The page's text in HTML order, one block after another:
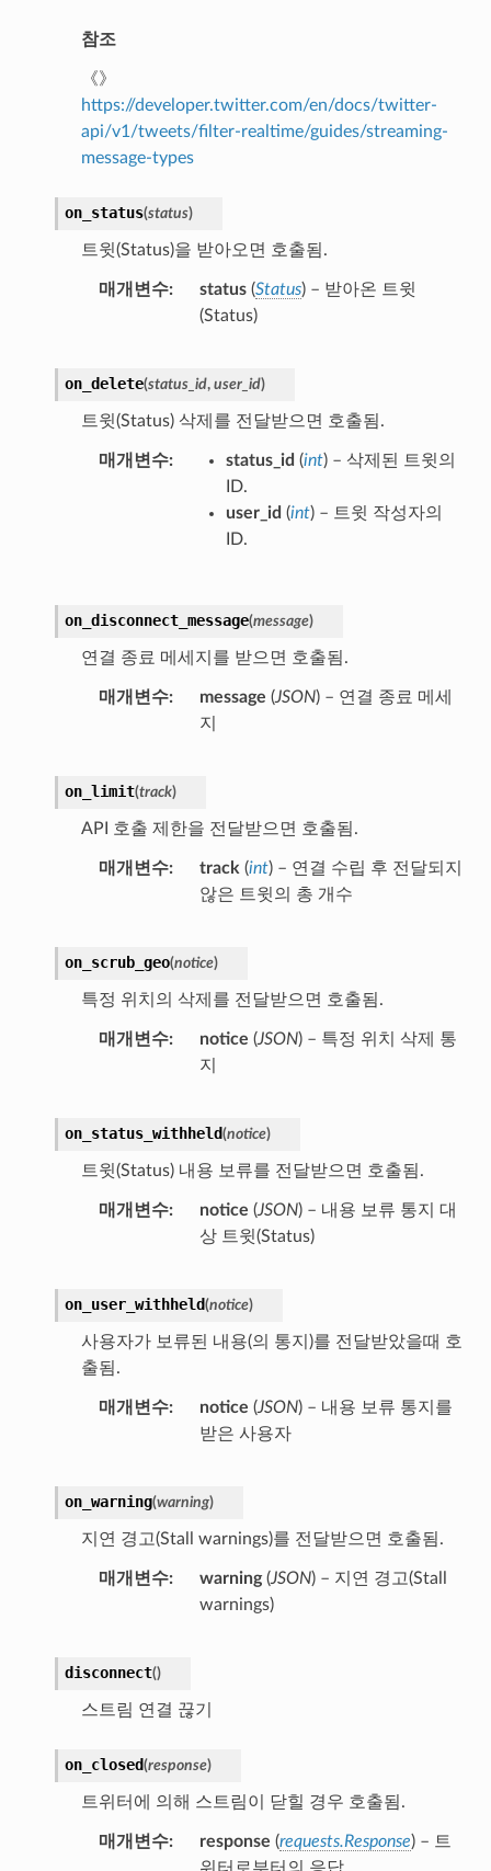
참조
《》
https://developer.twitter.com/en/docs/twitter-
api/v1/tweets/filter-realtime/guides/streaming-
message-types
on_status(status)
트윗(Status)을 받아오면 호출됨.
매개변수 status(Status) – 받아온 트윗
(Status)
on_delete(status_id, user_id)
트윗(Status) 삭제를 전달받으면 호출됨.
매개변수 status_id (int) – 삭제된 트윗의
ID.
user_id (int) – 트윗 작성자의
ID.
on_disconnect_message(message)
연결 종료 메세지를 받으면 호출됨.
매개변수 message (JSON) – 연결 종료 메세
지
on_limit(track)
API 호출 제한을 전달받으면 호출됨.
매개변수 track (int) – 연결 수립 후 전달되지
않은 트윗의 총 개수
on_scrub_geo(notice)
특정 위치의 삭제를 전달받으면 호출됨.
매개변수 notice (JSON) – 특정 위치 삭제 통
지
on_status_withheld(notice)
트윗(Status) 내용 보류를 전달받으면 호출됨.
매개변수 notice (JSON) – 내용 보류 통지 대
상 트윗(Status)
on_user_withheld(notice)
사용자가 보류된 내용(의 통지)를 전달받았을때 호
출됨.
매개변수 notice (JSON) – 내용 보류 통지를
받은 사용자
on_warning(warning)
지연 경고(Stall warnings)를 전달받으면 호출됨.
매개변수 warning(JSON) – 지연 경고(Stall
warnings)
disconnect()
스트림 연결 끊기
on_closed(response)
트위터에 의해 스트림이 닫힐 경우 호출됨.
매개변수 response (requests.Response) – 트